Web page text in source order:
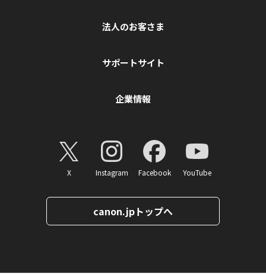
法人のお客さま
サポートサイト
企業情報
X Instagram Facebook YouTube
canon.jpトップへ